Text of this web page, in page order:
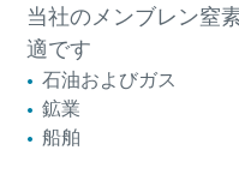
当社のメンブレン窒
適です
石油およびガス
鉱業
船舶